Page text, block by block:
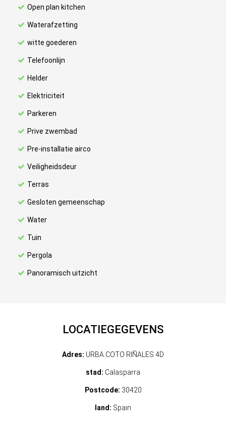
Open plan kitchen
Waterafzetting
witte goederen
Telefoonlijn
Helder
Elektriciteit
Parkeren
Prive zwembad
Pre-installatie airco
Veiligheidsdeur
Terras
Gesloten gemeenschap
Water
Tuin
Pergola
Panoramisch uitzicht
LOCATIEGEGEVENS
Adres: URBA COTO RIÑALES 4D
stad: Calasparra
Postcode: 30420
land: Spain